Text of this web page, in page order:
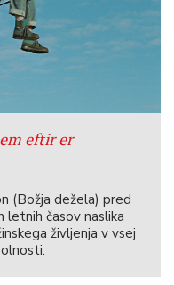
eftir er
(Božja dežela) pred
letnih časov naslika
življenja v vsej